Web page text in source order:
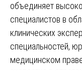
объединяет
специалистов в
клинических
специальностей,
медицинском